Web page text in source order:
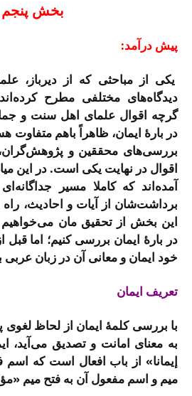
بخش پنجم
پیش درآمد:
یکی از مباحثی که از دیرباز،
دیدگاه‌های مختلفی مطرح
گرچه اقوال علمای اهل سنت و
در بارۀ ایمان، ظاهراً باهم متفاوت
بررسی‌های محققین و پژوهش‌گران،
اقوال در نهایت یکی است. در این
آمده‌اند که کاملا مسیر
برداشت‌شان از آیات و احادیث، راه
این بخش از تحقیق مان می‌خواهیم
در بارۀ ایمان بررسی کنیم؛ اما
خود ایمان و معانی آن در زبان عربی
تعریف ایمان
با بررسی کلمۀ ایمان از لحاظ
به معنای امانت و تصدیق می‌آید،
إیمانا» از باب افعال است که
میم و اسم مفعول آن به فتح میم